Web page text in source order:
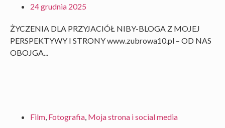
24 grudnia 2025
ŻYCZENIA DLA PRZYJACIÓŁ NIBY-BLOGA Z MOJEJ
PERSPEKTYWY I STRONY www.zubrowa10.pl – OD NAS
OBOJGA...
Film, Fotografia, Moja strona i social media